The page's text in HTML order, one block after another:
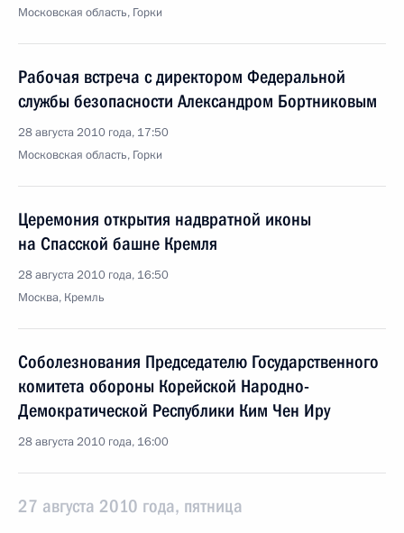
Московская область, Горки
Рабочая встреча с директором Федеральной
службы безопасности Александром Бортниковым
28 августа 2010 года, 17:50
Московская область, Горки
Церемония открытия надвратной иконы
на Спасской башне Кремля
28 августа 2010 года, 16:50
Москва, Кремль
Соболезнования Председателю Государственного
комитета обороны Корейской Народно-
Демократической Республики Ким Чен Иру
28 августа 2010 года, 16:00
27 августа 2010 года, пятница